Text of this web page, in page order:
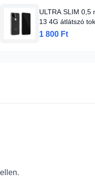
ULTRA SLIM 0,5
13 4G átlátszó tok
1 800 Ft